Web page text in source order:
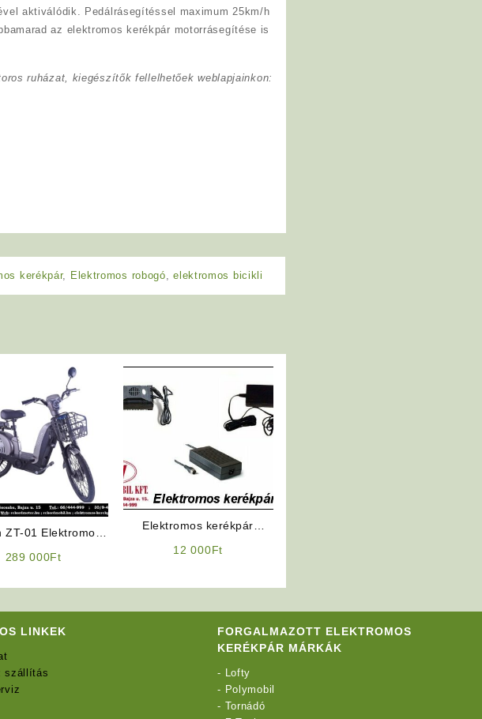
aktiválódik. Pedálrásegítéssel maximum 25km/h
az elektromos kerékpár motorrásegítése is
ruházat, kiegészítők fellelhetőek weblapjainkon:
kerékpár, Elektromos robogó,elektromos bicikli
ZT-01 Elektromos
289 000Ft
Elektromos kerékpár
12 000Ft
LINKEK
szállítás
FORGALMAZOTT ELEKTROMOS
KERÉKPÁR MÁRKÁK
- Lofty
- Polymobil
- Tornádó